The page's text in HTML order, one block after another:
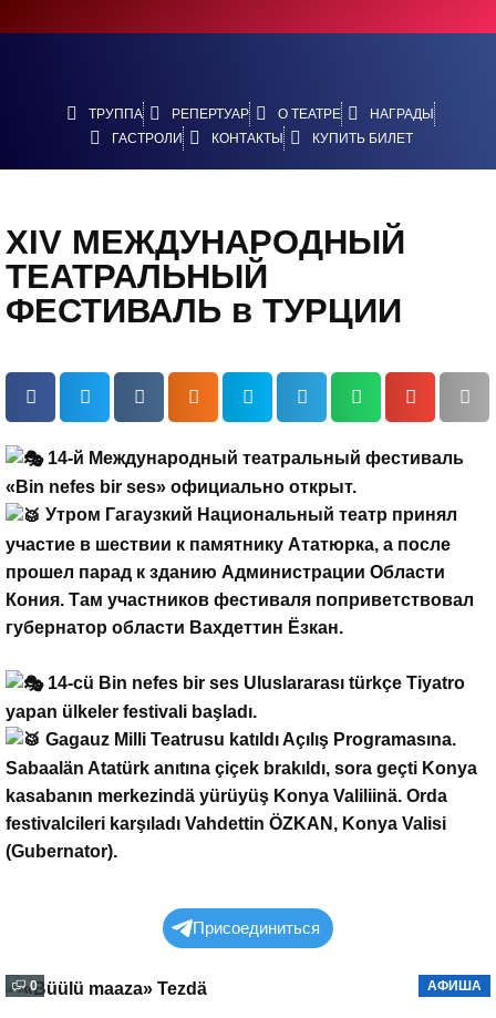
ТРУППА РЕПЕРТУАР О ТЕАТРЕ
НАГРАДЫ
ГАСТРОЛИ
КОНТАКТЫ КУПИТЬ БИЛЕТ
XIV МЕЖДУНАРОДНЫЙ
ТЕАТРАЛЬНЫЙ
ФЕСТИВАЛЬ в ТУРЦИИ
14-й Международный театральный фестиваль
«Bin nefes bir ses» официально открыт.
Утром Гагаузкий Национальный театр принял
участие в шествии к памятнику Ататюрка, а после
прошел парад к зданию Администрации Области
Кония. Там участников фестиваля поприветствовал
губернатор области Вахдеттин Ёзкан.
14-cü Bin nefes bir ses Uluslararası türkçe Tiyatro
yapan ülkeler festivali başladı.
Gagauz Milli Teatrusu katıldı Açılış Programasına.
Sabaalän Atatürk anıtına çiçek brakıldı, sora geçti Konya
kasabanın merkezindä yürüyüş Konya Valiliinä. Orda
festivalcileri karşıladı Vahdettin ÖZKAN, Konya Valisi
(Gubernator).
Присоединиться
0 АФИША